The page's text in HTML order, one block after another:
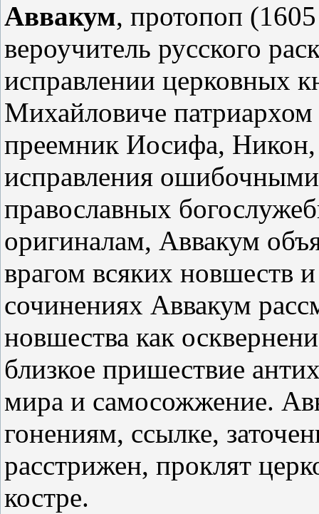
Аввакум, протопоп
вероучитель русского
исправлении церковных
Михайловиче
преемник Иосифа,
исправления
православных
оригиналам, Аввакум
врагом всяких новшеств
сочинениях Аввакум
новшества как
близкое пришествие
мира и самосожжение.
гонениям, ссылке,
расстрижен, проклят
костре.